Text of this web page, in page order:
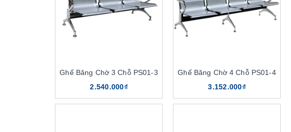
Ghế Băng Chờ 3 Chỗ PS01-3
2.540.000₫
Ghế Băng Chờ 4 Chỗ PS01-4
3.152.000₫